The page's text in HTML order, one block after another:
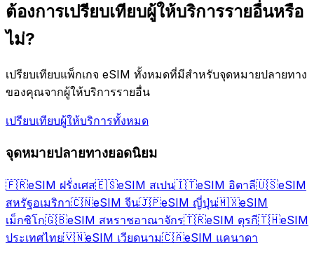
ต้องการเปรียบเทียบผู้ให้บริการรายอื่นหรือ
ไม่?
เปรียบเทียบแพ็กเกจ eSIM ทั้งหมดที่มีสำหรับจุดหมายปลายทาง
ของคุณจากผู้ให้บริการรายอื่น
เปรียบเทียบผู้ให้บริการทั้งหมด
จุดหมายปลายทางยอดนิยม
🇫🇷eSIM ฝรั่งเศส🇪🇸eSIM สเปน🇮🇹eSIM อิตาลี🇺🇸eSIM
สหรัฐอเมริกา🇨🇳eSIM จีน🇯🇵eSIM ญี่ปุ่น🇲🇽eSIM
เม็กซิโก🇬🇧eSIM สหราชอาณาจักร🇹🇷eSIM ตุรกี🇹🇭eSIM
ประเทศไทย🇻🇳eSIM เวียดนาม🇨🇦eSIM แคนาดา